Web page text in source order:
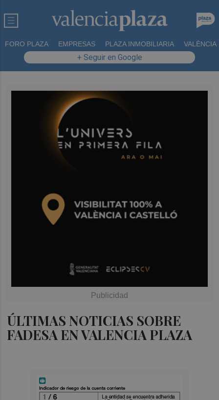
FORO PLAZA EMPRESAS PLAZA INMOBILIARIA VALÈNCIA
+ Seguir en Google
ÚLTIMAS NOTICIAS SOBRE
FADESA EN VALENCIA PLAZA